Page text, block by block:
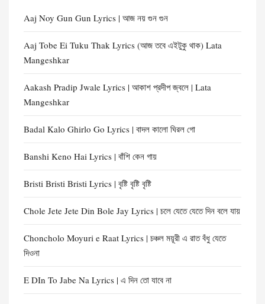
Aaj Noy Gun Gun Lyrics | আজ নয় গুন গুন
Aaj Tobe Ei Tuku Thak Lyrics (আজ তবে এইটুকু থাক) Lata
Mangeshkar
Aakash Pradip Jwale Lyrics | আকাশ প্রদীপ জ্বলে | Lata
Mangeshkar
Badal Kalo Ghirlo Go Lyrics | বাদল কালো ঘিরল গো
Banshi Keno Hai Lyrics | বাঁশি কেন গায়
Bristi Bristi Bristi Lyrics | বৃষ্টি বৃষ্টি বৃষ্টি
Chole Jete Jete Din Bole Jay Lyrics | চলে যেতে যেতে দিন বলে যায়
Choncholo Moyuri e Raat Lyrics | চঞ্চল ময়ূরী এ রাত বঁধু যেতে
দিওনা
E DIn To Jabe Na Lyrics | এ দিন তো যাবে না